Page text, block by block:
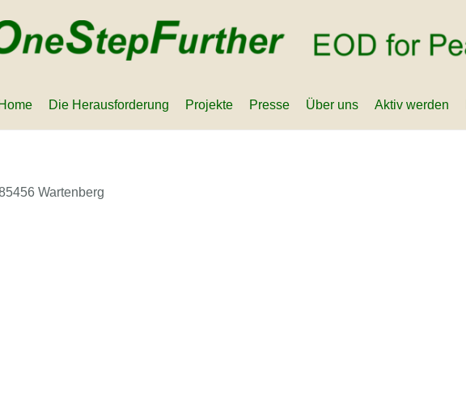
Home Die Herausforderung Projekte Presse Über uns Aktiv werden
Wartenberg